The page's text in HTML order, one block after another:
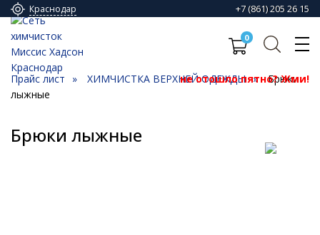
+7 (861) 205 26 15
Краснодар
0
не отошло пятно? Жми!
Прайс лист ХИМЧИСТКА ВЕРХНЕЙ ОДЕЖДЫ
Брюки
лыжные
Брюки лыжные